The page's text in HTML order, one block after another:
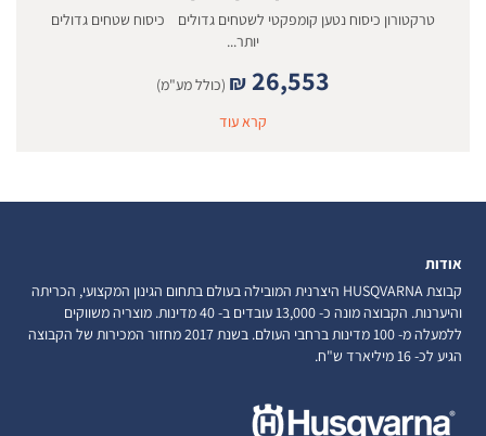
טרקטורון כיסוח נטען קומפקטי לשטחים גדולים כיסוח שטחים גדולים
יותר...
₪ 26,553
(כולל מע"מ)
קרא עוד
אודות
קבוצת HUSQVARNA היצרנית המובילה בעולם בתחום הגינון המקצועי, הכריתה
והיערנות. הקבוצה מונה כ- 13,000 עובדים ב- 40 מדינות. מוצריה משווקים
ללמעלה מ- 100 מדינות ברחבי העולם. בשנת 2017 מחזור המכירות של הקבוצה
הגיע לכ- 16 מיליארד ש"ח.